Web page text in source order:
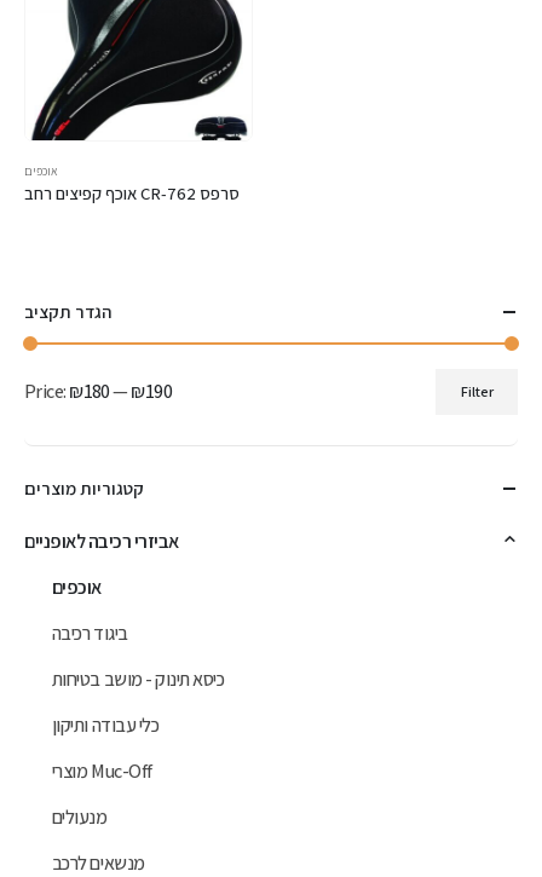
אוכפים
אוכף קפיצים רחב CR-762 סרפס
הגדר תקציב
price
price
Filter
Price:₪180—₪190
קטגוריות מוצרים
אביזרי רכיבה לאופניים
אוכפים
ביגוד רכיבה
כיסא תינוק - מושב בטיחות
כלי עבודה ותיקון
מוצרי Muc-Off
מנעולים
מנשאים לרכב